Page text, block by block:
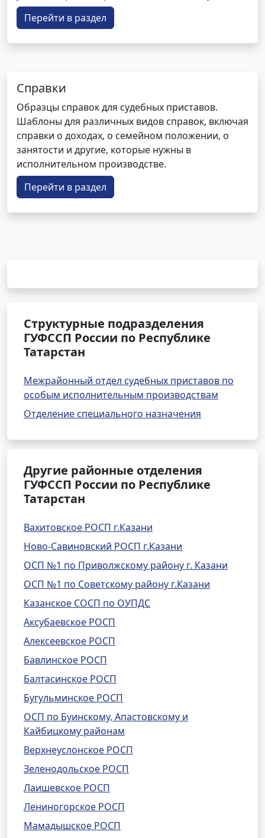
Перейти в раздел
Справки
Образцы справок для судебных приставов.
Шаблоны для различных видов справок, включая
справки о доходах, о семейном положении, о
занятости и другие, которые нужны в
исполнительном производстве.
Перейти в раздел
Структурные подразделения
ГУФССП России по Республике
Татарстан
Межрайонный отдел судебных приставов по
особым исполнительным производствам
Отделение специального назначения
Другие районные отделения
ГУФССП России по Республике
Татарстан
Вахитовское РОСП г.Казани
Ново-Савиновский РОСП г.Казани
ОСП №1 по Приволжскому району г. Казани
ОСП №1 по Советскому району г.Казани
Казанское СОСП по ОУПДС
Аксубаевское РОСП
Алексеевское РОСП
Бавлинское РОСП
Балтасинское РОСП
Бугульминское РОСП
ОСП по Буинскому, Апастовскому и
Кайбицкому районам
Верхнеуслонское РОСП
Зеленодольское РОСП
Лаишевское РОСП
Лениногорское РОСП
Мамадышское РОСП